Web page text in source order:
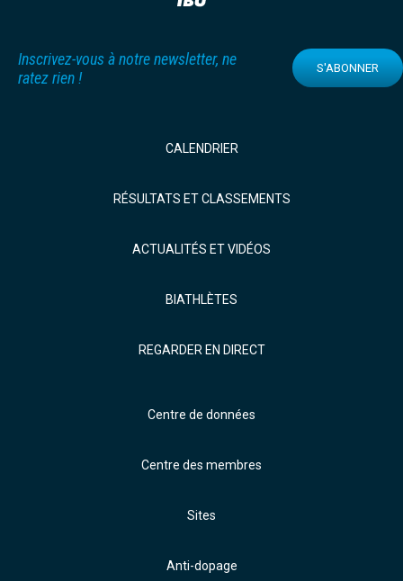
Inscrivez-vous à notre newsletter, ne
ratez rien !
S'ABONNER
CALENDRIER
RÉSULTATS ET CLASSEMENTS
ACTUALITÉS ET VIDÉOS
BIATHLÈTES
REGARDER EN DIRECT
Centre de données
Centre des membres
Sites
Anti-dopage